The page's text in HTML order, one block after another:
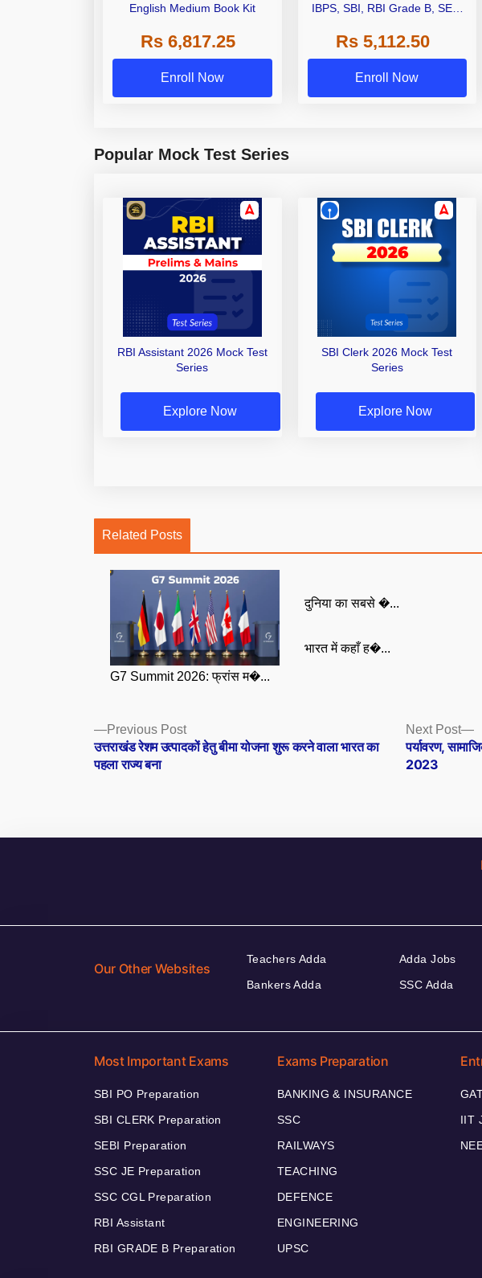
English Medium Book Kit
Rs 6,817.25
Enroll Now
IBPS, SBI, RBI Grade B, SEBI
Other Grade A & Grade B Bank
Exams
Rs 5,112.50
Enroll Now
Popular Mock Test Series
RBI Assistant 2026 Mock Test
Series
Explore Now
SBI Clerk 2026 Mock Test
Series
Explore Now
Related Posts
G7 Summit 2026: फ्रांस म�...
दुनिया का सबसे �...
भारत में कहाँ ह�...
Posts
navigation
Previous PostPrevious
post:
उत्तराखंड रेशम उत्पादकों हेतु बीमा योजना शुरू करने वाला भारत का
पहला राज्य बना
Next Post
पर्यावरण,
2023
Our Other Websites
Teachers Adda
Bankers Adda
Adda Jobs
SSC Adda
Most Important Exams
SBI PO Preparation
SBI CLERK Preparation
SEBI Preparation
SSC JE Preparation
SSC CGL Preparation
RBI Assistant
RBI GRADE B Preparation
Exams Preparation
BANKING & INSURANCE
SSC
RAILWAYS
TEACHING
DEFENCE
ENGINEERING
UPSC
IIT